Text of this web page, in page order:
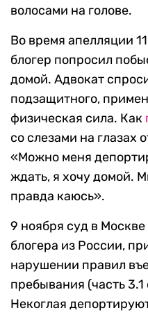
волосами на голове.
Во время апелляции
блогер попросил
домой. Адвокат
подзащитного,
физическая сила. Как
со слезами на глазах
«Можно меня
ждать, я хочу домой.
правда каюсь».
9 ноября суд в Москве
блогера из России,
нарушении правил
пребывания (часть
Некоглая